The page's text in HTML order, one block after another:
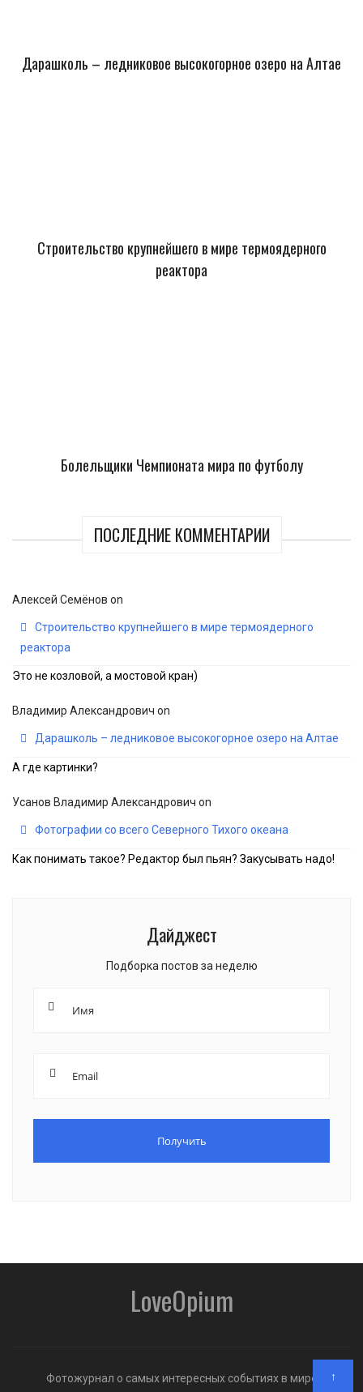
Дарашколь – ледниковое высокогорное озеро на Алтае
Строительство крупнейшего в мире термоядерного
реактора
Болельщики Чемпионата мира по футболу
ПОСЛЕДНИЕ КОММЕНТАРИИ
Алексей Семёнов on
Строительство крупнейшего в мире термоядерного
реактора
Это не козловой, а мостовой кран)
Владимир Александрович on
Дарашколь – ледниковое высокогорное озеро на Алтае
А где картинки?
Усанов Владимир Александрович on
Фотографии со всего Северного Тихого океана
Как понимать такое? Редактор был пьян? Закусывать надо!
Дайджест
Подборка постов за неделю
LoveOpium
Фотожурнал о самых интересных событиях в мире ↑